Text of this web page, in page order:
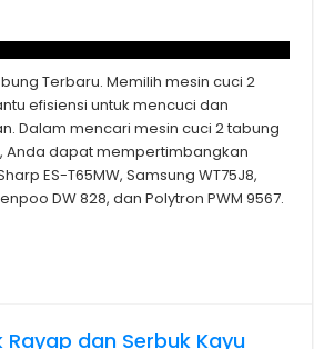
Terbaru. Memilih mesin cuci 2
efisiensi untuk mencuci dan
Dalam mencari mesin cuci 2 tabung
Anda dapat mempertimbangkan
ES-T65MW, Samsung WT75J8,
DW 828, dan Polytron PWM 9567.
Rayap dan Serbuk Kayu